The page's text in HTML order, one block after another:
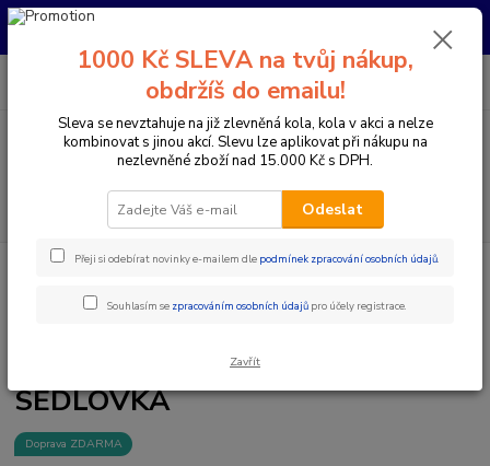
Pro nachystání kola / doplňků na prodejně si prosím zavolejte dopředu.
Menu
CZK
PO-PÁ 10:00-17:00 | SO: 9:00-12:00
Komponenty na kolo Sedlovky Teleskopické sedlovky
KS
392/125 MM GOLD 30,9 -
SEDLOVKA
Doprava ZDARMA
1000 Kč SLEVA na tvůj nákup,
obdržíš do emailu!
Sleva se nevztahuje na již zlevněná kola, kola v akci a nelze
kombinovat s jinou akcí. Slevu lze aplikovat při nákupu na
nezlevněné zboží nad 15.000 Kč s DPH.
Odeslat
Přeji si odebírat novinky e-mailem dle podmínek zpracování osobních údajů.
Souhlasím se zpracováním osobních údajů pro účely registrace.
Zavřít